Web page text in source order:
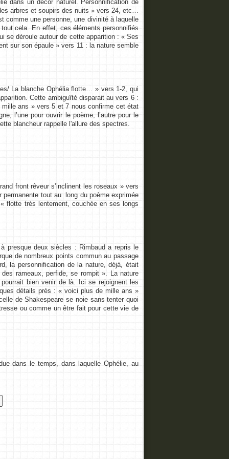
dans un décor naturel. Personnification de
arbres et soupirs des nuits » vers 24, etc…
comme une personne, une divinité à laquelle
cela. En effet, ces éléments personnifiés
se déroule autour de cette apparition : « Ses
sur son épaule » vers 11 : la nature semble
La blanche Ophélia flotte… » vers 1-2, qui
Cette ambiguïté disparait au vers 6 :
ans » vers 5 et 7 nous confirme cet état
l’une pour ouvrir le poème, l’autre pour le
blancheur rappelle l'allure des spectres.
front rêveur s’inclinent les roseaux » vers
permanente tout au long du poème exprimée
très lentement, couchée en ses longs
presque deux siècles : Rimbaud a repris le
de nombreux points commun au passage
la personnification de la nature, déjà, était
rameaux, perfide, se rompit ». La nature
bien venir de là. Ici se rejoignent les
détails près : « voici plus de mille ans »
de Shakespeare se noie sans tenter quoi
ou comme un être fait pour cette vie de
dans le temps, dans laquelle Ophélie, au